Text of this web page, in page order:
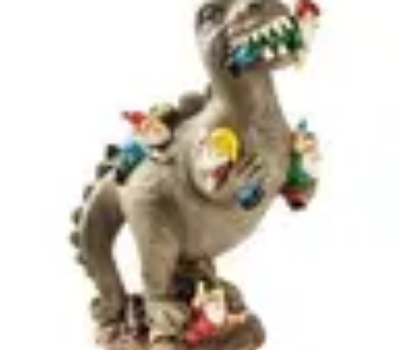
Décorations de NoëlDécorations et
Traditions